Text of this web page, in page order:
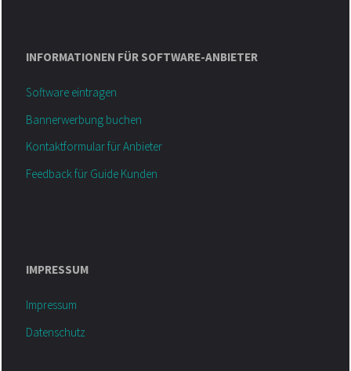
INFORMATIONEN FÜR SOFTWARE-ANBIETER
Software eintragen
Bannerwerbung buchen
Kontaktformular für Anbieter
Feedback für Guide Kunden
IMPRESSUM
Impressum
Datenschutz